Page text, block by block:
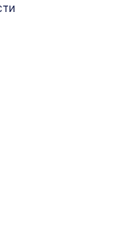
влияют
СНУ
отдых,